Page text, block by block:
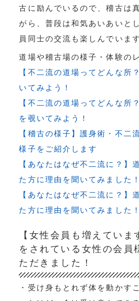
古に励んでいるので、稽古は
がら、普段は和気あいあいと
員同士の交流も楽しんでいます
道場や稽古場の様子・体験の
【不二流の道場ってどんな所
いてみよう！
【不二流の道場ってどんな所
を覗いてみよう！
【稽古の様子】護身術・不二
様子をご紹介します
【あなたはなぜ不二流に？】
た方に理由を聞いてみました！
【あなたはなぜ不二流に？】
た方に理由を聞いてみました
【女性会員も増えていま
をされている女性の会員
ただきました！
・受け身もとれず体を動かす